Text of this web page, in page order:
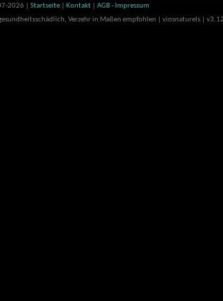
2026 | Startseite Kontakt
AGB - Impressum
Verzehr in Maßen empfohlen | vinsnaturels |